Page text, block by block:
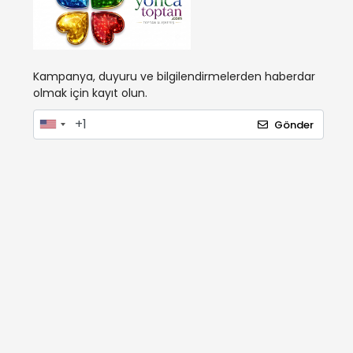
Kampanya, duyuru ve bilgilendirmelerden haberdar
olmak için kayıt olun.
Gönder